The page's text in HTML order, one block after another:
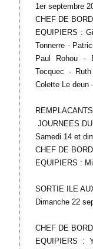
1er septembre
CHEF DE
EQUIPIERS :
Tonnerre -
Paul Rohou -
Tocquec -
Colette Le deun -
JOURNEES
Samedi 14 et
CHEF DE
EQUIPIERS :
SORTIE ILE
Dimanche 22
CHEF DE
EQUIPIERS :